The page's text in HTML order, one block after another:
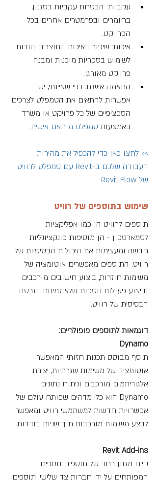
עקביות: הבטחת עקביות בסגנון,
בחומרים ובפרמטרים אחרים בכל
הפרויקט.
איכות: שיפור באיכות התוצרים הודות
לשימוש בספריות מוכנות ומבנה
פרויקט מאורגן.
התאמה אישית: כפי שציינתי, יש
אפשרות להתאים את הטמפלט לצרכים
הספציפיים של כל פרויקט או משרד
באמצעות טמפלט מותאם אישית.
>> לחצו כאן כדי להכפיל את מהירות
העבודה שלכם ב-
Revit עם טמפלט לרוויט
של Revit Flow
שימוש בתוספים של רוויט
תוספים לרוויט הן כמו אפליקציות
לסמארטפון - הן מוסיפות פונקציונליות
חדשה ומעצימות את היכולות הבסיסיות של
רוויט. התוספים מאפשרים אוטומציה של
משימות חוזרות, ביצוע חישובים מורכבים
וביצוע פעולות נוספות שלא זמינות בגרסה
הבסיסית של רוויט.
דוגמאות לתוספים פופולריים:
Dynamo
תוסף מבוסס תכנות חזותי המאפשר
אוטומציה של משימות שגרתיות, יצירת
אלגוריתמים מורכבים וניתוח נתונים.
Dynamo הוא כלי מדהים שפותח עולם של
אפשרויות חדשות למשתמשי רוויט ומאפשר
לבצע משימות מורכבות תוך שניות בודדות.
Revit Add-ins
קיים מגוון רחב של תוספים נוספים
המפותחים על ידי חברות צד שלישי. תוספים